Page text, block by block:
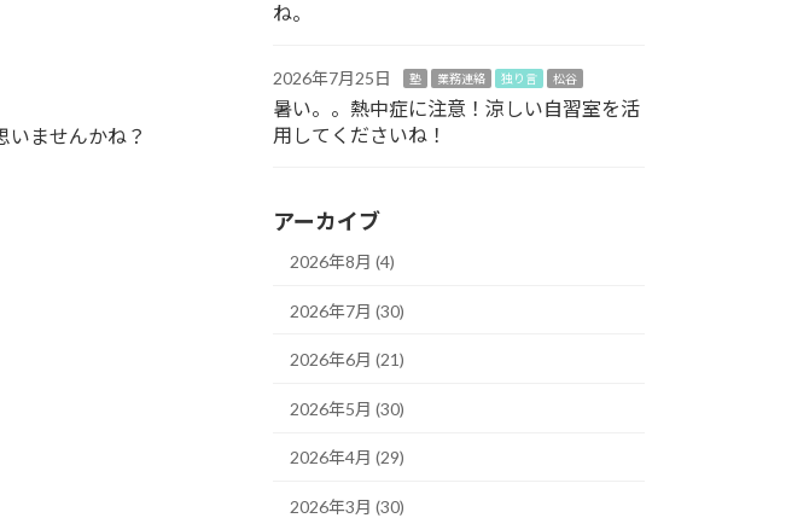
いませんかね？
ね。
2026年7月25日 塾 業務連絡 独り言 松谷
暑い。。熱中症に注意！涼しい自習室を活
用してくださいね！
アーカイブ
2026年8月 (4)
2026年7月 (30)
2026年6月 (21)
2026年5月 (30)
2026年4月 (29)
2026年3月 (30)